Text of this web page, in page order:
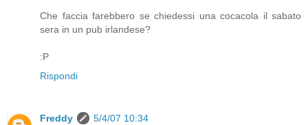
Che faccia farebbero se chiedessi una cocacola il sabato
sera in un pub irlandese?
:P
Rispondi
Freddy
5/4/07 10:34